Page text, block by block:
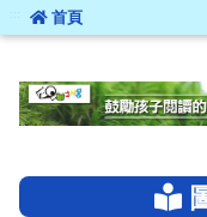
::: 首頁